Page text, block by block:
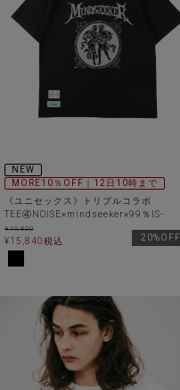
NEW
MORE10％OFF｜12日10時まで
《ユニセックス》トリプルコラボ
TEE④NOISE×mindseeker×99％IS-
¥19,800
¥15,840税込 20%OFF